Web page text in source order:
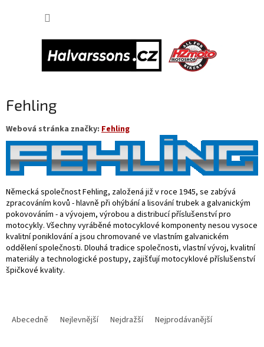
Fehling
Webová stránka značky: Fehling
Německá společnost Fehling, založená již v roce 1945, se zabývá
zpracováním kovů - hlavně při ohýbání a lisování trubek a galvanickým
pokovováním - a vývojem, výrobou a distribucí příslušenství pro
motocykly. Všechny vyráběné motocyklové komponenty nesou vysoce
kvalitní poniklování a jsou chromované ve vlastním galvanickém
oddělení společnosti. Dlouhá tradice společnosti, vlastní vývoj, kvalitní
materiály a technologické postupy, zajišťují motocyklové příslušenství
špičkové kvality.
Abecedně Nejlevnější Nejdražší Nejprodávanější